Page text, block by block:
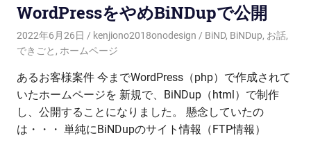
WordPressをやめBiNDupで公開
2022年6月26日 kenjiono2018onodesign BiND, BiNDup, お話,
できごと , ホームページ
あるお客様案件 今までWordPress（php）で作成されて
いたホームページを 新規で、BiNDup（html）で制作
し、公開することになりました。 懸念していたの
は・・・ 単純にBiNDupのサイト情報（FTP情報）